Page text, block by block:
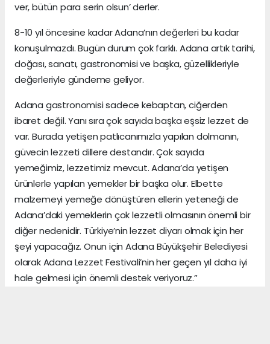
ver, bütün para serin olsun’ derler.
8-10 yıl öncesine kadar Adana’nın değerleri bu kadar
konuşulmazdı. Bugün durum çok farklı. Adana artık tarihi,
doğası, sanatı, gastronomisi ve başka, güzellikleriyle
değerleriyle gündeme geliyor.
Adana gastronomisi sadece kebaptan, ciğerden
ibaret değil. Yanı sıra çok sayıda başka eşsiz lezzet de
var. Burada yetişen patlıcanımızla yapılan dolmanın,
güvecin lezzeti dillere destandır. Çok sayıda
yemeğimiz, lezzetimiz mevcut. Adana’da yetişen
ürünlerle yapılan yemekler bir başka olur. Elbette
malzemeyi yemeğe dönüştüren ellerin yeteneği de
Adana’daki yemeklerin çok lezzetli olmasının önemli bir
diğer nedenidir. Türkiye’nin lezzet diyarı olmak için her
şeyi yapacağız. Onun için Adana Büyükşehir Belediyesi
olarak Adana Lezzet Festivali’nin her geçen yıl daha iyi
hale gelmesi için önemli destek veriyoruz.”